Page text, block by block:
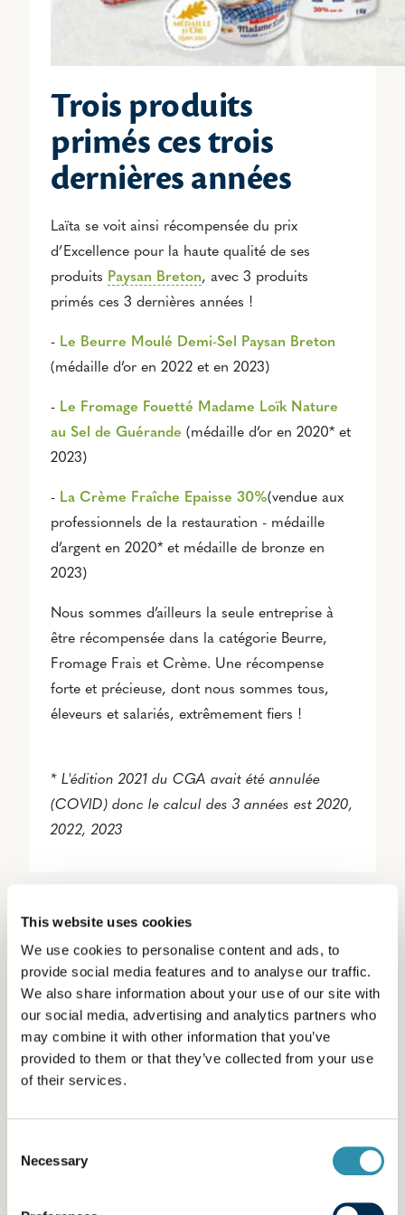
This website uses cookies
We use cookies to personalise content and ads, to
provide social media features and to analyse our traffic.
We also share information about your use of our site with
our social media, advertising and analytics partners who
may combine it with other information that you’ve
provided to them or that they’ve collected from your use
of their services.
Selection
Necessary
Trois produits
primés ces trois
dernières années
Laïta se voit ainsi récompensée du prix
d’Excellence pour la haute qualité de ses
produits Paysan Breton, avec 3 produits
primés ces 3 dernières années !
- Le Beurre Moulé Demi-Sel Paysan Breton
(médaille d’or en 2022 et en 2023)
- Le Fromage Fouetté Madame Loïk Nature
au Sel de Guérande (médaille d’or en 2020* et
2023)
- La Crème Fraîche Epaisse 30%(vendue aux
professionnels de la restauration - médaille
d’argent en 2020* et médaille de bronze en
2023)
Nous sommes d’ailleurs la seule entreprise à
être récompensée dans la catégorie Beurre,
Fromage Frais et Crème. Une récompense
forte et précieuse, dont nous sommes tous,
éleveurs et salariés, extrêmement fiers !
* L'édition 2021 du CGA avait été annulée
(COVID) donc le calcul des 3 années est 2020,
2022, 2023
Quelle différence
avec le Concours
Général Agricole ?
Depuis 150 ans, le Concours Général Agricole